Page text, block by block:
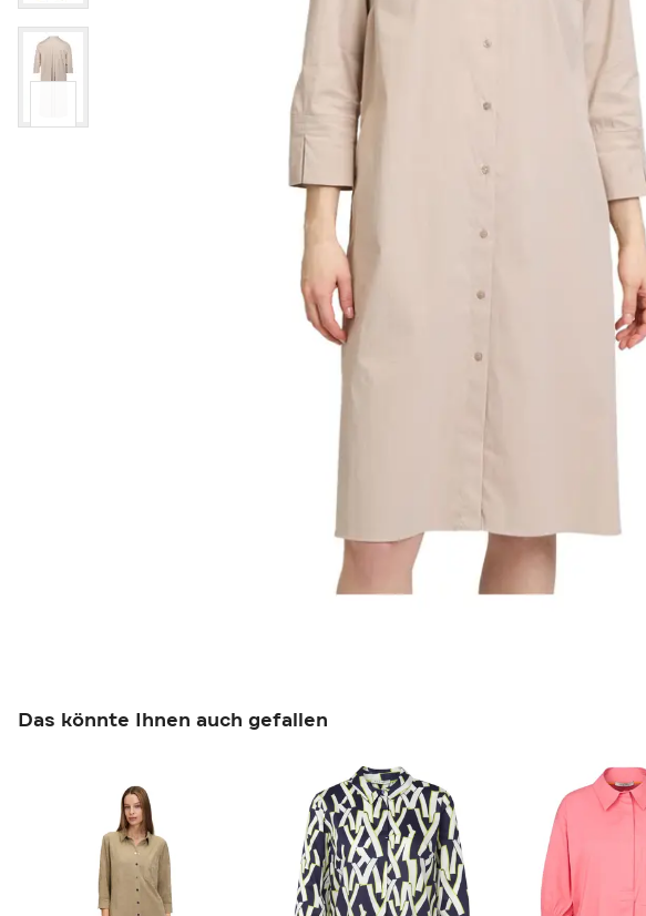
Das könnte Ihnen auch gefallen